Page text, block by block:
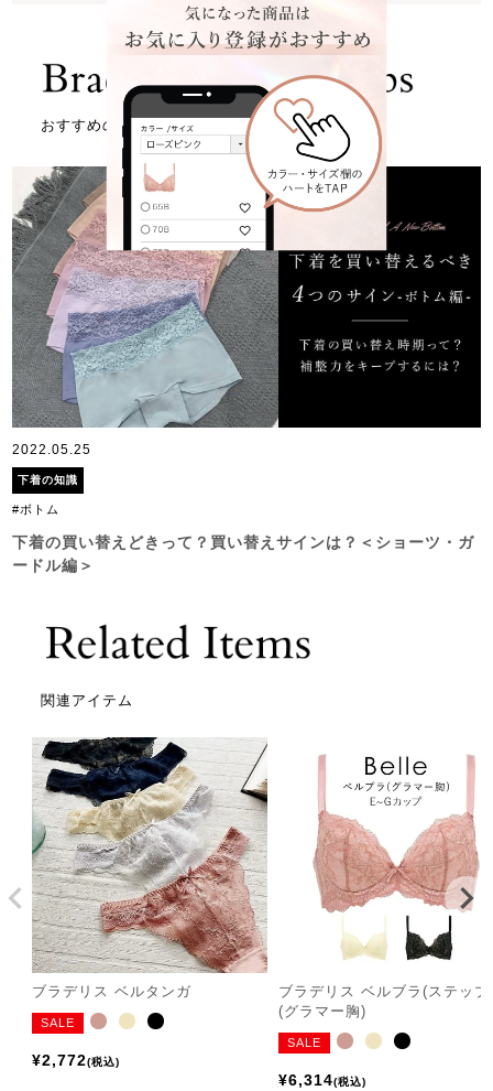
おすすめの記事はこちら
2022.05.25
下着の知識
#ボトム
下着の買い替えどきって？買い替えサインは？＜ショーツ・ガ
ードル編＞
関連アイテム
ブラデリス ベルタンガ
SALE
¥2,772 税込
ブラデリス ベルブラ(ステップ
(グラマー胸)
SALE
¥6,314 税込